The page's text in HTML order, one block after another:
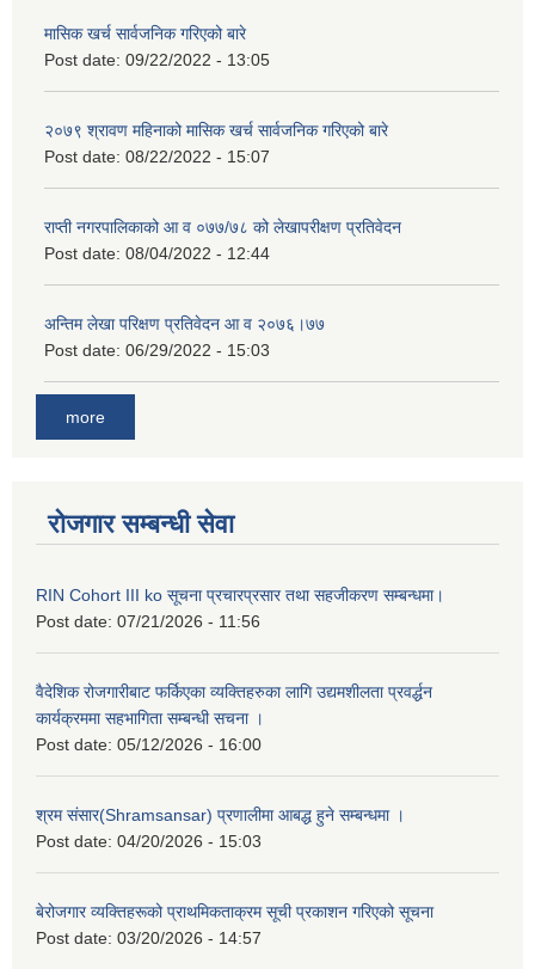
मासिक खर्च सार्वजनिक गरिएको बारे
Post date: 09/22/2022 - 13:05
२०७९ श्रावण महिनाको मासिक खर्च सार्वजनिक गरिएको बारे
Post date: 08/22/2022 - 15:07
राप्ती नगरपालिकाको आ व ०७७/७८ को लेखापरीक्षण प्रतिवेदन
Post date: 08/04/2022 - 12:44
अन्तिम लेखा परिक्षण प्रतिवेदन आ व २०७६।७७
Post date: 06/29/2022 - 15:03
more
रोजगार सम्बन्धी सेवा
RIN Cohort III ko सूचना प्रचारप्रसार तथा सहजीकरण सम्बन्धमा।
Post date: 07/21/2026 - 11:56
वैदेशिक रोजगारीबाट फर्किएका व्यक्तिहरुका लागि उद्यमशीलता प्रवर्द्धन
कार्यक्रममा सहभागिता सम्बन्धी सचना ।
Post date: 05/12/2026 - 16:00
श्रम संसार(Shramsansar) प्रणालीमा आबद्ध हुने सम्बन्धमा ।
Post date: 04/20/2026 - 15:03
बेरोजगार व्यक्तिहरूको प्राथमिकताक्रम सूची प्रकाशन गरिएको सूचना
Post date: 03/20/2026 - 14:57